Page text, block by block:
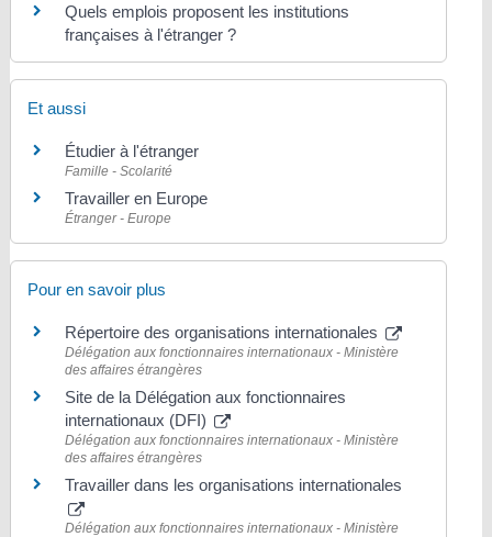
Quels emplois proposent les institutions
françaises à l'étranger ?
Et aussi
Étudier à l'étranger
Famille - Scolarité
Travailler en Europe
Étranger - Europe
Pour en savoir plus
Répertoire des organisations internationales
Délégation aux fonctionnaires internationaux - Ministère
des affaires étrangères
Site de la Délégation aux fonctionnaires
internationaux (DFI)
Délégation aux fonctionnaires internationaux - Ministère
des affaires étrangères
Travailler dans les organisations internationales
Délégation aux fonctionnaires internationaux - Ministère